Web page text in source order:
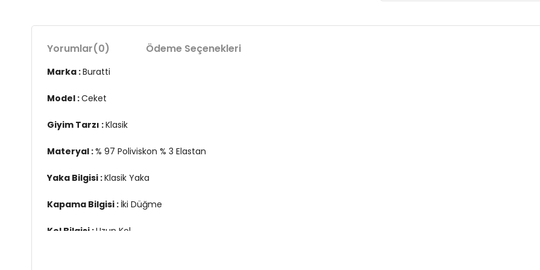
Yorumlar(0) Ödeme Seçenekleri
Marka :Buratti
Model :Ceket
Giyim Tarzı :Klasik
Materyal :% 97 Poliviskon % 3 Elastan
Yaka Bilgisi :Klasik Yaka
Kapama Bilgisi : İki Düğme
Kol Bilgisi :Uzun Kol